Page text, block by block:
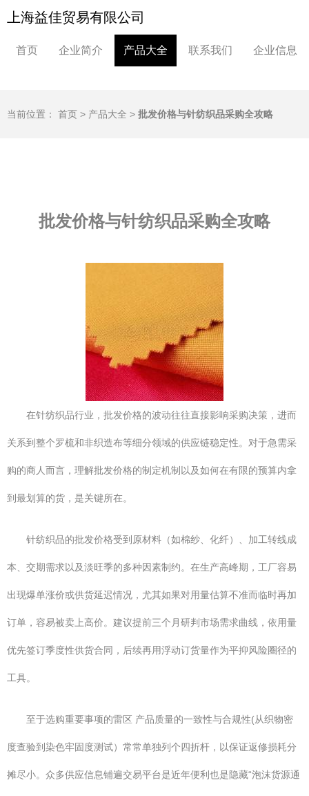
上海益佳贸易有限公司
首页 企业简介 产品大全 联系我们 企业信息
当前位置： 首页 > 产品大全 > 批发价格与针纺织品采购全攻略
批发价格与针纺织品采购全攻略
在针纺织品行业，批发价格的波动往往直接影响采购决策，进而
关系到整个罗梳和非织造布等细分领域的供应链稳定性。对于急需采
购的商人而言，理解批发价格的制定机制以及如何在有限的预算内拿
到最划算的货，是关键所在。
针纺织品的批发价格受到原材料（如棉纱、化纤）、加工转线成
本、交期需求以及淡旺季的多种因素制约。在生产高峰期，工厂容易
出现爆单涨价或供货延迟情况，尤其如果对用量估算不准而临时再加
订单，容易被卖上高价。建议提前三个月研判市场需求曲线，依用量
优先签订季度性供货合同，后续再用浮动订货量作为平抑风险圈径的
工具。
至于选购重要事项的雷区 产品质量的一致性与合规性(从织物密
度查验到染色牢固度测试）常常单独列个四折杆，以保证返修损耗分
摊尽小。众多供应信息铺遍交易平台是近年便利也是隐藏“泡沫货源通